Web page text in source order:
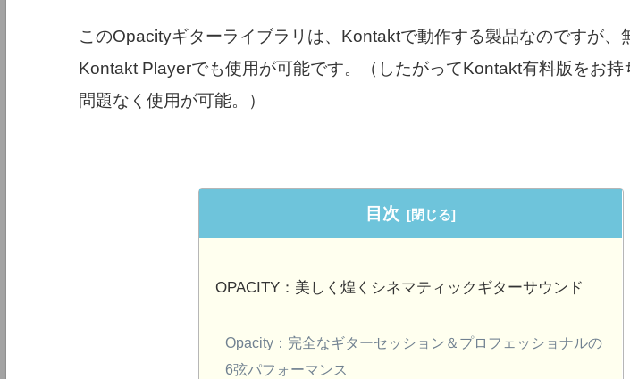
このOpacityギターライブラリは、Kontaktで動作する製品なのですが、
Kontakt Playerでも使用が可能です。（したがってKontakt有料版をお持
問題なく使用が可能。）
目次
OPACITY：美しく煌くシネマティックギターサウンド
Opacity：完全なギターセッション＆プロフェッショナルの
6弦パフォーマンス